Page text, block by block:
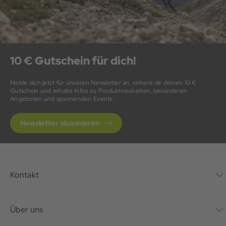
10 € Gutschein für dich!
Melde dich jetzt für unseren Newsletter an, sichere dir deinen 10 €
Gutschein und erhalte Infos zu Produktneuheiten, besonderen
Angeboten und spannenden Events.
Newsletter abonnieren
Kontakt
Über uns